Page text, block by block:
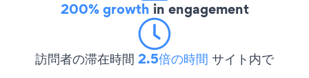
200% growth in engagement
訪問者の滞在時間 2.5倍の時間 サイト内で